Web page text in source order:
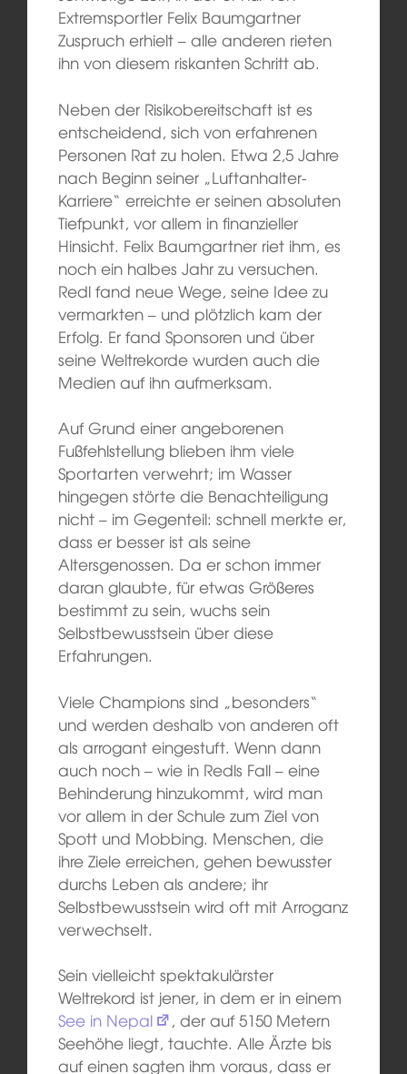
Extremsportler Felix Baumgartner
Zuspruch erhielt – alle anderen rieten
ihn von diesem riskanten Schritt ab.
Neben der Risikobereitschaft ist es
entscheidend, sich von erfahrenen
Personen Rat zu holen. Etwa 2,5 Jahre
nach Beginn seiner „Luftanhalter-
Karriere“ erreichte er seinen absoluten
Tiefpunkt, vor allem in finanzieller
Hinsicht. Felix Baumgartner riet ihm, es
noch ein halbes Jahr zu versuchen.
Redl fand neue Wege, seine Idee zu
vermarkten – und plötzlich kam der
Erfolg. Er fand Sponsoren und über
seine Weltrekorde wurden auch die
Medien auf ihn aufmerksam.
Auf Grund einer angeborenen
Fußfehlstellung blieben ihm viele
Sportarten verwehrt; im Wasser
hingegen störte die Benachteiligung
nicht – im Gegenteil: schnell merkte er,
dass er besser ist als seine
Altersgenossen. Da er schon immer
daran glaubte, für etwas Größeres
bestimmt zu sein, wuchs sein
Selbstbewusstsein über diese
Erfahrungen.
Viele Champions sind „besonders“
und werden deshalb von anderen oft
als arrogant eingestuft. Wenn dann
auch noch – wie in Redls Fall – eine
Behinderung hinzukommt, wird man
vor allem in der Schule zum Ziel von
Spott und Mobbing. Menschen, die
ihre Ziele erreichen, gehen bewusster
durchs Leben als andere; ihr
Selbstbewusstsein wird oft mit Arroganz
verwechselt.
Sein vielleicht spektakulärster
Weltrekord ist jener, in dem er in einem
See in Nepal
, der auf 5150 Metern
Seehöhe liegt, tauchte. Alle Ärzte bis
auf einen sagten ihm voraus, dass er